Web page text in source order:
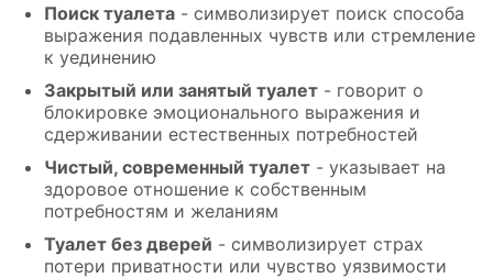
Поиск туалета - символизирует поиск способа
выражения подавленных чувств или стремление
к уединению
Закрытый или занятый туалет - говорит о
блокировке эмоционального выражения и
сдерживании естественных потребностей
Чистый, современный туалет - указывает на
здоровое отношение к собственным
потребностям и желаниям
Туалет без дверей - символизирует страх
потери приватности или чувство уязвимости